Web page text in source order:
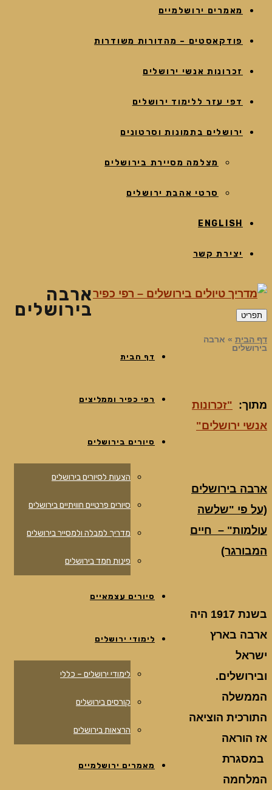
מאמרים ירושלמיים
פודקאסטים – מהדורות משודרות
זכרונות אנשי ירושלים
דפי עזר ללימוד ירושלים
ירושלים בתמונות וסרטונים
מצלמה מסיירת בירושלים
סרטי אהבת ירושלים
ENGLISH
יצירת קשר
תפריט
דף הבית
רפי כפיר וממליצים
סיורים בירושלים
הצעות לסיורים בירושלים
סיורים פרטיים חוויתיים בירושלים
מדריך למבלה ולמסייר בירושלים
פינות חמד בירושלים
סיורים עצמאיים
לימודי ירושלים
לימודי ירושלים – כללי
קורסים בירושלים
הרצאות בירושלים
מאמרים ירושלמיים
ארבה
בירושלים
דף הבית » ארבה
בירושלים
מתוך: "זכרונות
אנשי ירושלים"
ארבה בירושלים
(על פי "שלשה
עולמות" – חיים
המבורגר)
בשנת 1917 היה
ארבה בארץ
ישראל
ובירושלים.
הממשלה
התורכית הוציאה
אז הוראה
במסגרת
המלחמה